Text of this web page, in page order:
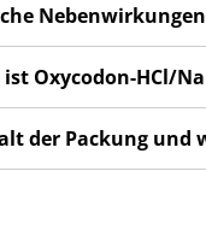
ist Oxycodon-HCl/
der Packung und